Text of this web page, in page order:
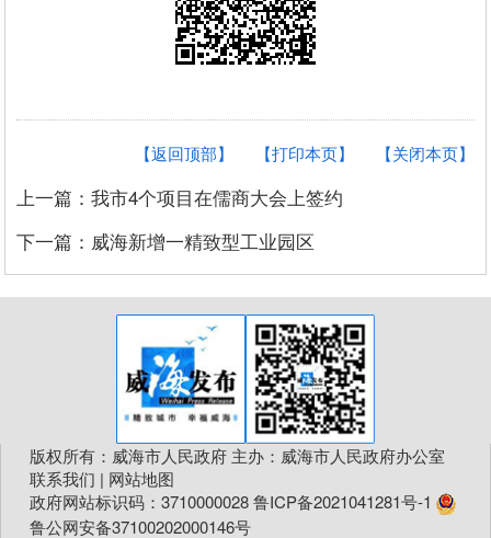
【关闭本页】
【打印本页】
【返回顶部】
上一篇：我市4个项目在儒商大会上签约
下一篇：威海新增一精致型工业园区
版权所有：威海市人民政府 主办：威海市人民政府办公室
联系我们 | 网站地图
政府网站标识码：3710000028鲁ICP备2021041281号-1
鲁公网安备37100202000146号